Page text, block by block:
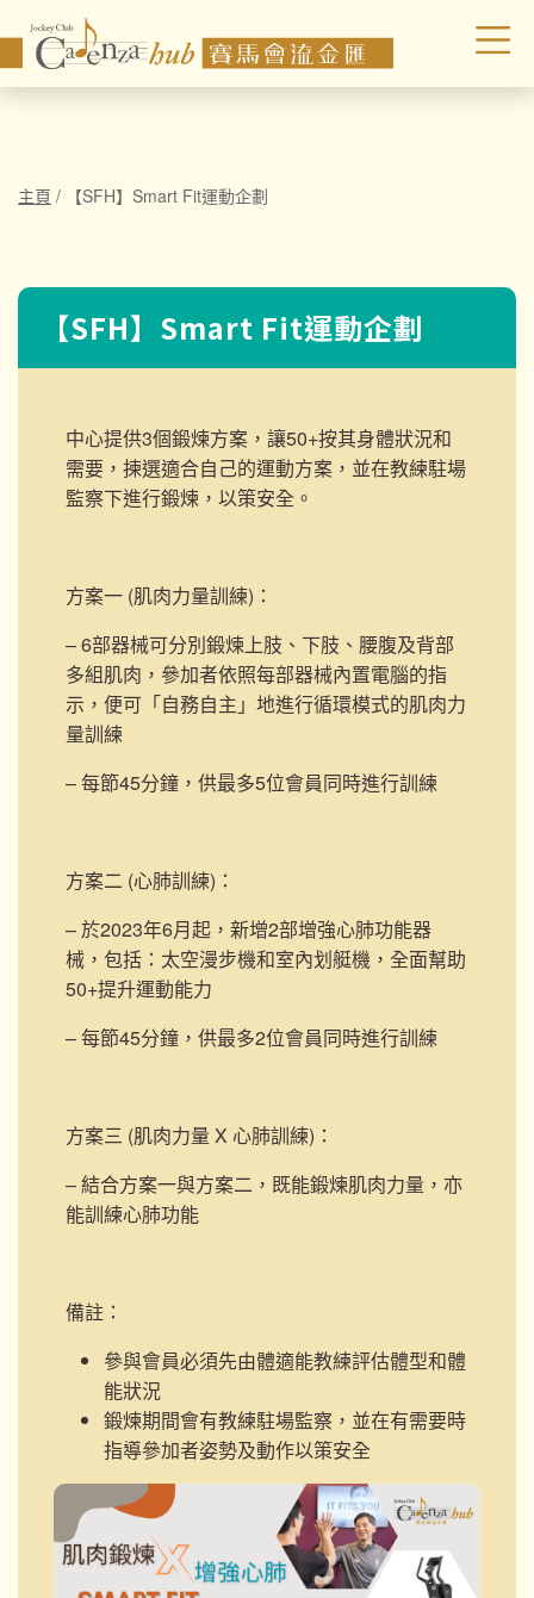
主頁 / 【SFH】Smart Fit運動企劃
【SFH】Smart Fit運動企劃
中心提供3個鍛煉方案，讓50+按其身體狀況和
需要，揀選適合自己的運動方案，並在教練駐場
監察下進行鍛煉，以策安全。
方案一 (肌肉力量訓練) ：
– 6部器械可分別鍛煉上肢、下肢、腰腹及背部
多組肌肉，參加者依照每部器械內置電腦的指
示，便可「自務自主」地進行循環模式的肌肉力
量訓練
– 每節45分鐘，供最多5位會員同時進行訓練
方案二 (心肺訓練) ：
– 於2023年6月起，新增2部增強心肺功能器
械，包括：太空漫步機和室內划艇機， 全面幫助
50+提升運動能力
– 每節45分鐘，供最多2位會員同時進行訓練
方案三 (肌肉力量 X 心肺訓練) ：
– 結合方案一與方案二，既能鍛煉肌肉力量，亦
能訓練心肺功能
備註：
參與會員必須先由體適能教練評估體型和體
能狀況
鍛煉期間會有教練駐場監察，並在有需要時
指導參加者姿勢及動作以策安全